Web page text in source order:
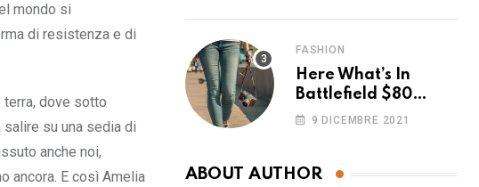
mondo si
di resistenza e di
terra, dove sotto
salire su una sedia di
anche noi,
ancora. E così Amelia
FASHION
Here What’s In
Battlefield $80
Deluxe Edition
9 DICEMBRE 2021
ABOUT AUTHOR